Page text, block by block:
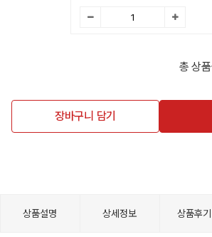
총 상
장바구니 담기
상품설명 상세정보 상품후